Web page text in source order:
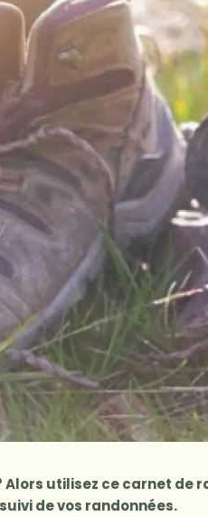
Alors utilisez ce carnet de
de vos randonnées.